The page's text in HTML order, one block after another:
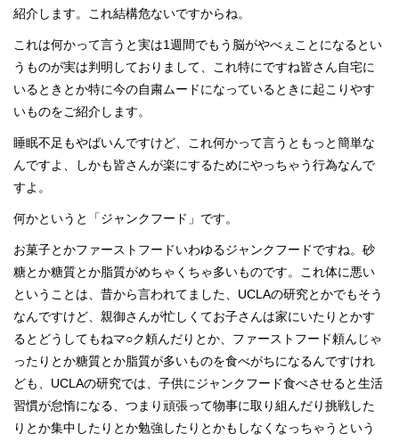
紹介します。これ結構危ないですからね。
これは何かって言うと実は1週間でもう脳がやべぇことになるとい
うものが実は判明しておりまして、これ特にですね皆さん自宅に
いるときとか特に今の自粛ムードになっているときに起こりやす
いものをご紹介します。
睡眠不足もやばいんですけど、これ何かって言うともっと簡単な
んですよ、しかも皆さんが楽にするためにやっちゃう行為なんで
すよ。
何かというと「ジャンクフード」です。
お菓子とかファーストフードいわゆるジャンクフードですね。砂
糖とか糖質とか脂質がめちゃくちゃ多いものです。これ体に悪い
ということは、昔から言われてました、UCLAの研究とかでもそう
なんですけど、親御さんが忙しくてお子さんは家にいたりとかす
るとどうしてもねマ○ク頼んだりとか、ファーストフード頼んじゃ
ったりとか糖質とか脂質が多いものを食べがちになるんですけれ
ども、UCLAの研究では、子供にジャンクフード食べさせると生活
習慣が怠惰になる、つまり頑張って物事に取り組んだり挑戦した
りとか集中したりとか勉強したりとかもしなくなっちゃうという